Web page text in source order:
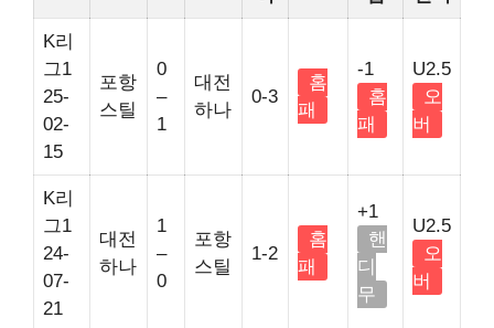
K리
그1
25-
02-
15
포항
스틸
0
–
1
대전
하나
0-3
홈
패
-1
홈
패
U2.5
오
버
K리
그1
24-
07-
21
대전
하나
1
–
0
포항
스틸
1-2
홈
패
+1
핸
디
무
U2.5
오
버